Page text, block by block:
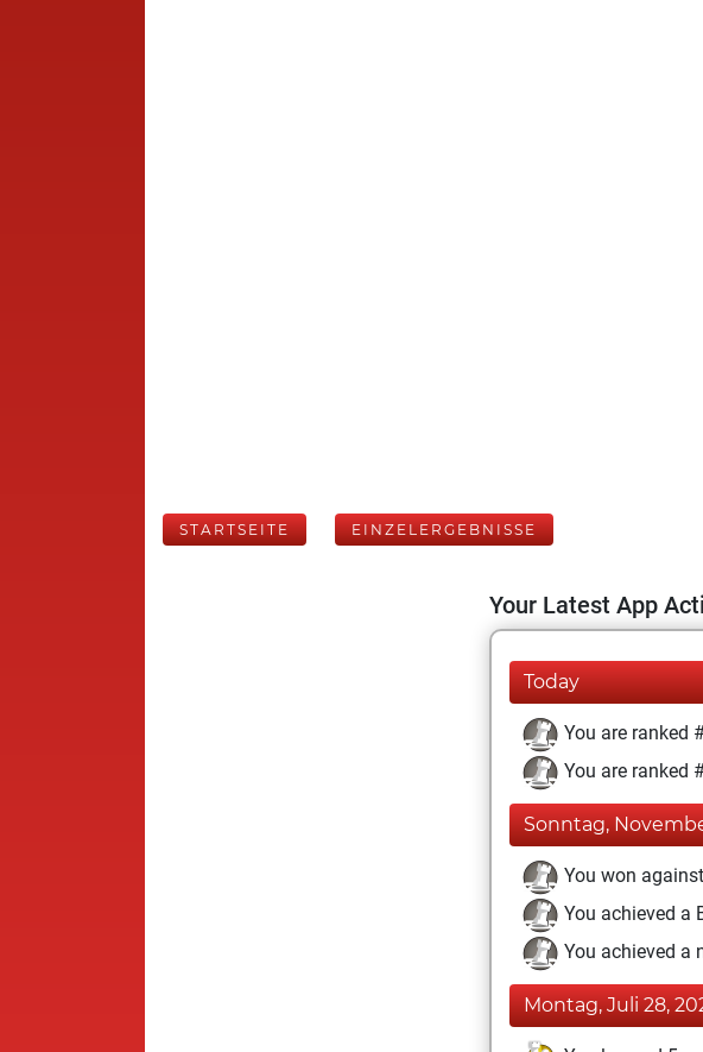
STARTSEITE EINZELERGEBNISSE
Your Latest App
Today
You are ranked
You are ranked
Sonntag,
You won
You achieved a
You achieved a
Montag, Juli 28,